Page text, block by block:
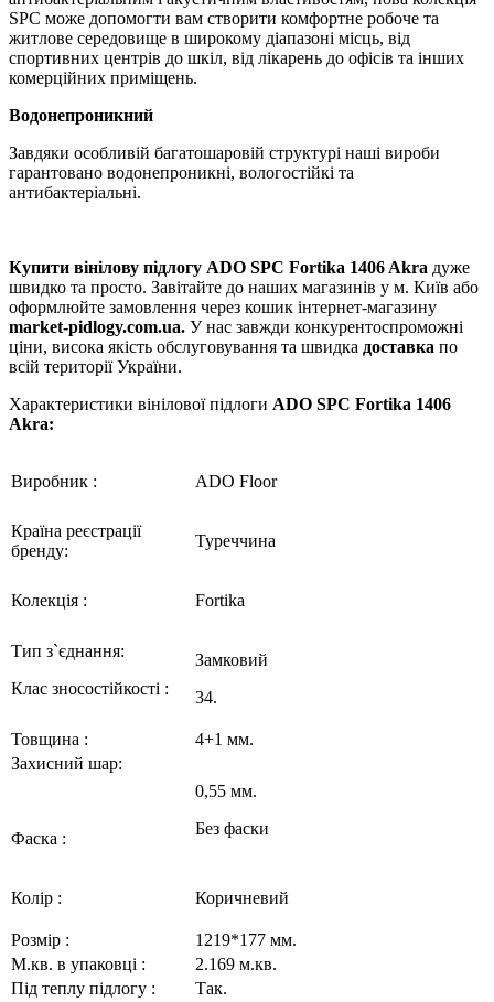
SPC може допомогти вам створити комфортне робоче та
житлове середовище в широкому діапазоні місць, від
спортивних центрів до шкіл, від лікарень до офісів та інших
комерційних приміщень.
Водонепроникний
Завдяки особливій багатошаровій структурі наші вироби
гарантовано водонепроникні, вологостійкі та
антибактеріальні.
Купити вінілову підлогу ADO SPC Fortika 1406 Akra дуже
швидко та просто. Завітайте до наших магазинів у м. Київ або
оформлюйте замовлення через кошик інтернет-магазину
market-pidlogy.com.ua. У нас завжди конкурентоспроможні
ціни, висока якість обслуговування та швидка доставка по
всій території України.
Характеристики вінілової підлоги ADO SPC Fortika 1406
Akra:
Виробник : ADO Floor
Країна реєстрації
бренду:
Туреччина
Колекція : Fortika
Тип з`єднання:
Клас зносостійкості :
Замковий
34.
Товщина : 4+1 мм.
Захисний шар:
Фаска :
0,55 мм.
Без фаски
Колір : Коричневий
Розмір :
1219*177 мм.
М.кв. в упаковці :
2.169 м.кв.
Під теплу підлогу :
Так.